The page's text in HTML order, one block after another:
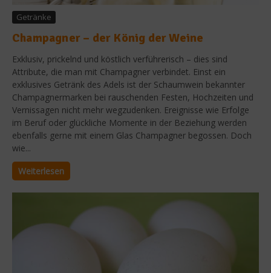
Getränke
Champagner – der König der Weine
Exklusiv, prickelnd und köstlich verführerisch – dies sind
Attribute, die man mit Champagner verbindet. Einst ein
exklusives Getränk des Adels ist der Schaumwein bekannter
Champagnermarken bei rauschenden Festen, Hochzeiten und
Vernissagen nicht mehr wegzudenken. Ereignisse wie Erfolge
im Beruf oder glückliche Momente in der Beziehung werden
ebenfalls gerne mit einem Glas Champagner begossen. Doch
wie...
Weiterlesen